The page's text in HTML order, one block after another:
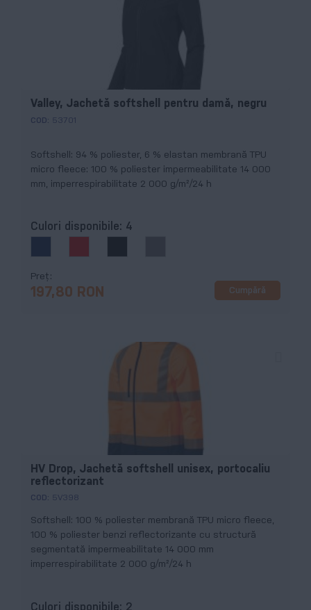
Valley, Jachetă softshell pentru damă, negru
COD: 53701
Softshell: 94 % poliester, 6 % elastan membrană TPU
micro fleece: 100 % poliester impermeabilitate 14 000
mm, imperrespirabilitate 2 000 g/m²/24 h
Culori disponibile: 4
Preț
197,80 RON Cumpără
HV Drop, Jachetă softshell unisex, portocaliu
reflectorizant
COD: 5V398
Softshell: 100 % poliester membrană TPU micro fleece,
100 % poliester benzi reflectorizante cu structură
segmentată impermeabilitate 14 000 mm
imperrespirabilitate 2 000 g/m²/24 h
Culori disponibile: 2